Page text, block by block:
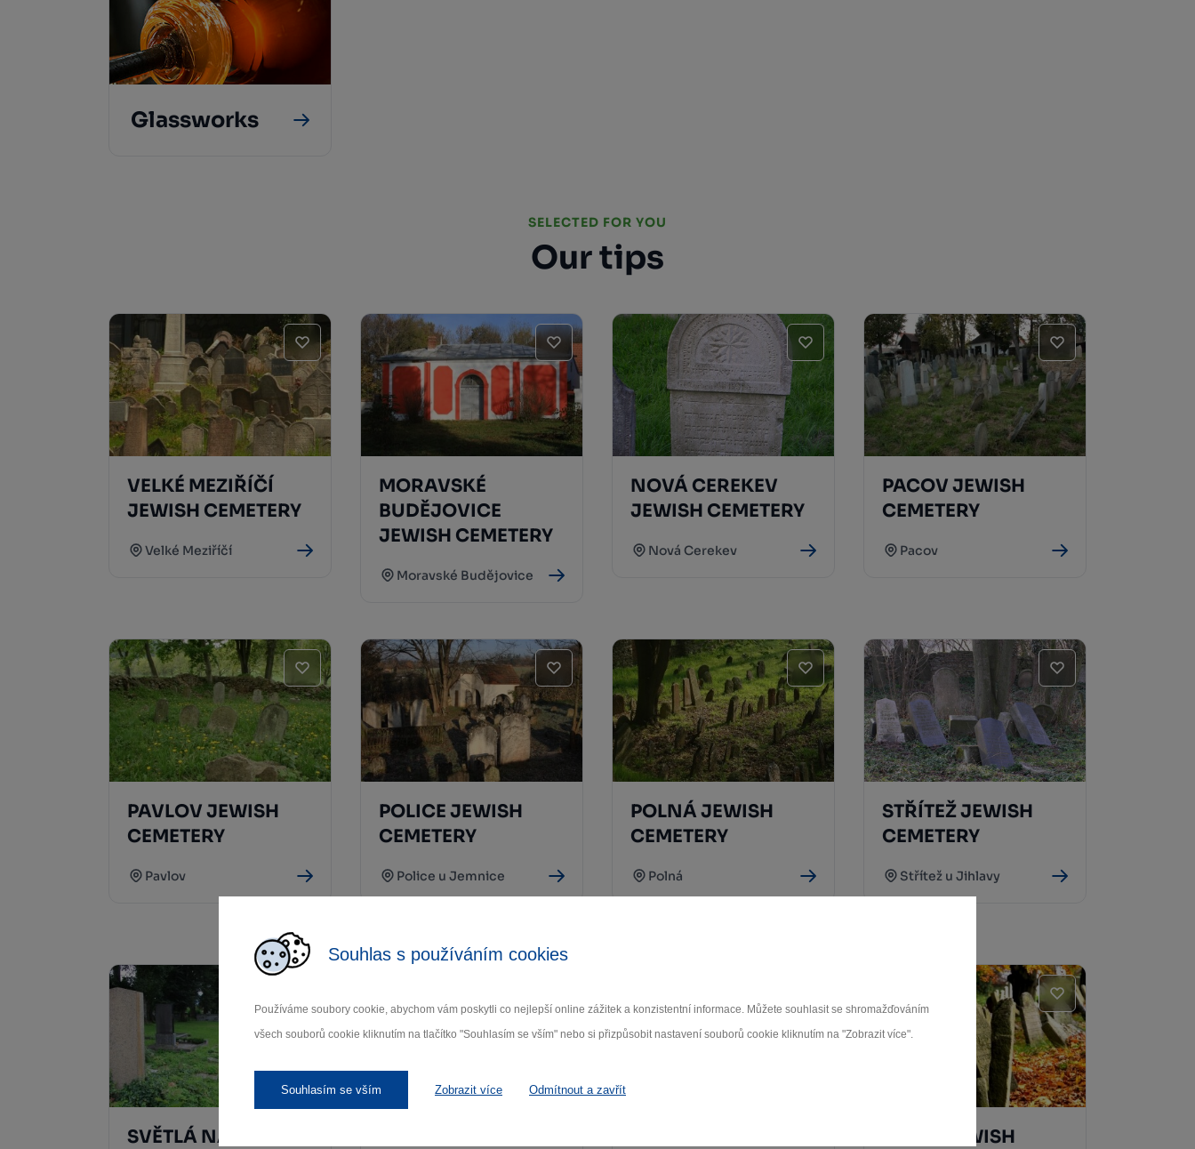
Souhlas s používáním cookies
Používáme soubory cookie, abychom vám poskytli co nejlepší online zážitek a konzistentní informace. Můžete souhlasit se shromažďováním
všech souborů cookie kliknutím na tlačítko "Souhlasím se vším" nebo si přizpůsobit nastavení souborů cookie kliknutím na "Zobrazit více".
Souhlasím se vším Zobrazit více Odmítnout a zavřít
Glassworks
SELECTED FOR YOU
Our tips
VELKÉ MEZIŘÍČÍ
JEWISH CEMETERY
Velké Meziříčí
MORAVSKÉ
BUDĚJOVICE
JEWISH CEMETERY
Moravské Budějovice
NOVÁ CEREKEV
JEWISH CEMETERY
Nová Cerekev
PACOV JEWISH
CEMETERY
Pacov
PAVLOV JEWISH
CEMETERY
Pavlov
POLICE JEWISH
CEMETERY
Police u Jemnice
POLNÁ JEWISH
CEMETERY
Polná
STŘÍTEŽ JEWISH
CEMETERY
Střítež u Jihlavy
SVĚTLÁ NAD
TŘEŠŤ JEWISH